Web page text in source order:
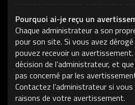
Pourquoi ai-je reçu un
Chaque administrateur a son
pour son site. Si vous avez
pouvez recevoir un
décision de l’administrateur, et
pas concerné par les
Contactez l’administrateur si
raisons de votre avertissement.